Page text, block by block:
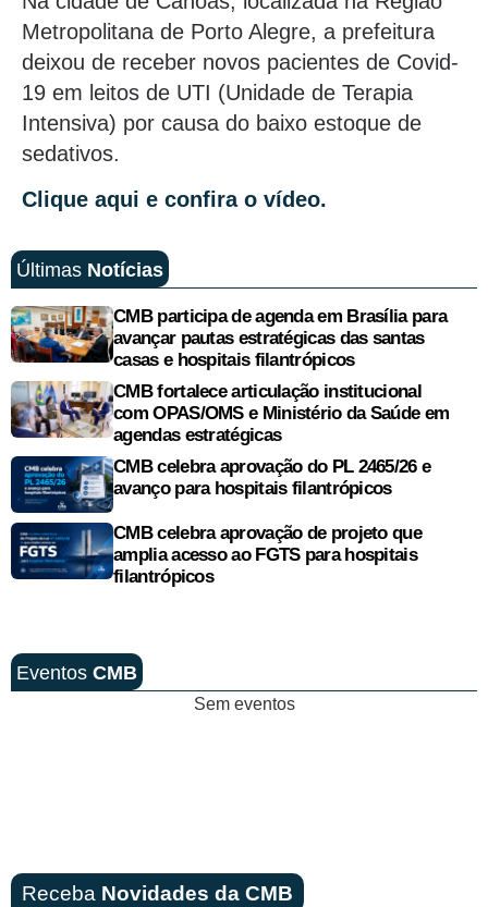
Metropolitana de Porto Alegre, a prefeitura
deixou de receber novos pacientes de Covid-
19 em leitos de UTI (Unidade de Terapia
Intensiva) por causa do baixo estoque de
sedativos.
Clique aqui e confira o vídeo.
Últimas Notícias
CMB participa de agenda em Brasília para
avançar pautas estratégicas das santas
casas e hospitais filantrópicos
CMB fortalece articulação institucional
com OPAS/OMS e Ministério da Saúde em
agendas estratégicas
CMB celebra aprovação do PL 2465/26 e
avanço para hospitais filantrópicos
CMB celebra aprovação de projeto que
amplia acesso ao FGTS para hospitais
filantrópicos
Eventos CMB
Sem eventos
Receba Novidades da CMB